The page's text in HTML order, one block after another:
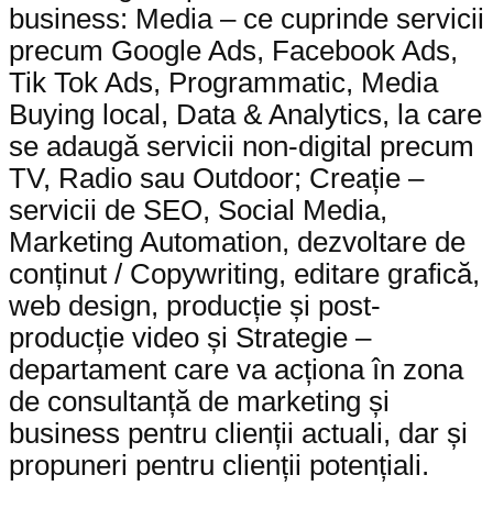
business: Media – ce cuprinde servicii
precum Google Ads, Facebook Ads,
Tik Tok Ads, Programmatic, Media
Buying local, Data & Analytics, la care
se adaugă servicii non-digital precum
TV, Radio sau Outdoor; Creație –
servicii de SEO, Social Media,
Marketing Automation, dezvoltare de
conținut / Copywriting, editare grafică,
web design, producție și post-
producție video și Strategie –
departament care va acționa în zona
de consultanță de marketing și
business pentru clienții actuali, dar și
propuneri pentru clienții potențiali.